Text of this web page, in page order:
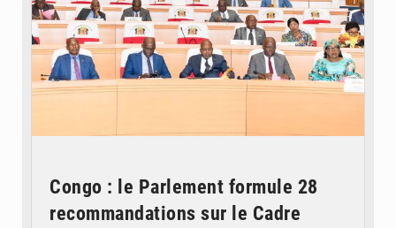
Congo : le Parlement formule 28
recommandations sur le Cadre